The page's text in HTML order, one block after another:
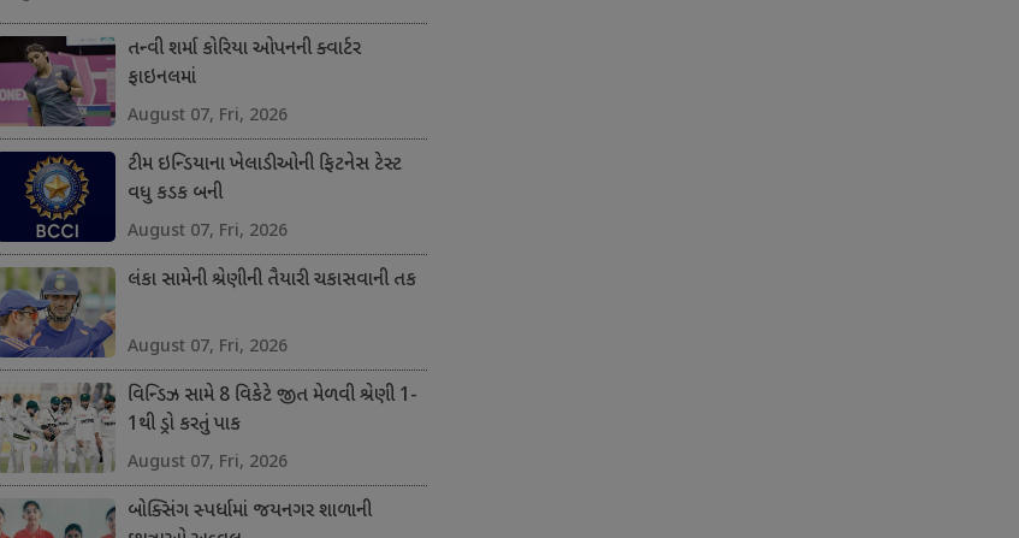
તન્વી શર્મા કોરિયા ઓપનની ક્વાર્ટર
ફાઇનલમાં
August 07, Fri, 2026
ટીમ ઇન્ડિયાના ખેલાડીઓની ફિટનેસ ટેસ્ટ
વધુ કડક બની
August 07, Fri, 2026
લંકા સામેની શ્રેણીની તૈયારી ચકાસવાની તક
August 07, Fri, 2026
વિન્ડિઝ સામે 8 વિકેટે જીત મેળવી શ્રેણી 1-
1થી ડ્રો કરતું પાક
August 07, Fri, 2026
બોક્સિંગ સ્પર્ધામાં જયનગર શાળાની